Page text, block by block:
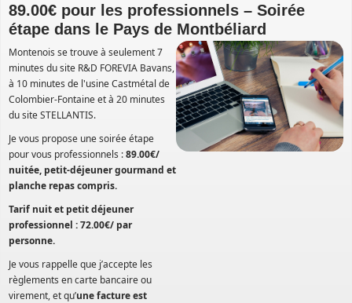
89.00€ pour les professionnels – Soirée
étape dans le Pays de Montbéliard
Montenois se trouve à seulement 7
minutes du site R&D FOREVIA Bavans,
à 10 minutes de l'usine Castmétal de
Colombier-Fontaine et à 20 minutes
du site STELLANTIS.
Je vous propose une soirée étape
pour vous professionnels :89.00€/
nuitée, petit-déjeuner gourmand et
planche repas compris.
Tarif nuit et petit déjeuner
professionnel : 72.00€/ par
personne.
Je vous rappelle que j’accepte les
règlements en carte bancaire ou
virement, et qu’une facture est